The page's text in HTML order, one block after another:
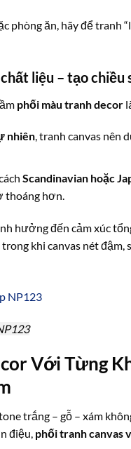
phòng ăn, hãy để tranh
liệu – tạo chiều
phối màu tranh decor
nhiên, tranh canvas nên
Scandinavian hoặc
thoáng hơn.
hưởng đến cảm xúc
khi canvas nét
Với Từng
trắng – gỗ – xám
điệu, phối tranh canvas